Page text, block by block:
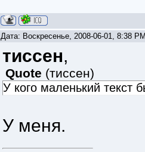
Дата: Воскресенье, 2008-06-01, 8:38
тиссен,
Quote (тиссен)
У кого маленький текст
У меня.